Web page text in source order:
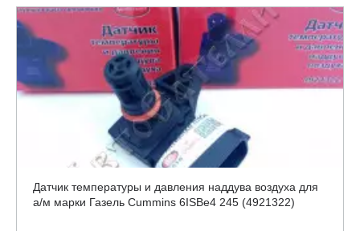
Датчик температуры и давления наддува воздуха для
а/м марки Газель Cummins 6ISBe4 245 (4921322)